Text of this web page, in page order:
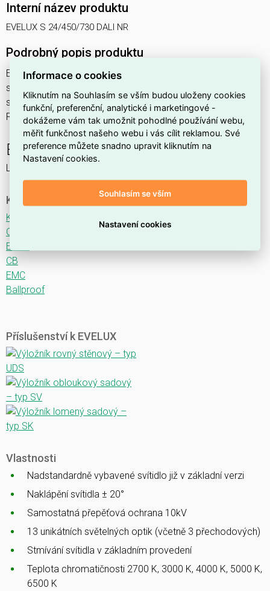
Interní název produktu
EVELUX S 24/450/730 DALI NR
Podrobný popis produktu
EVELUX S 24/450/730 DALI NR 39W IP66
svítidlo pouliční s modulem LED, spektrum 730A3, regulace
stmívání ovládané DALI protokolem, optika NR (Narrow
Road TYPE II ME3)
EVELUX
LED svítidlo pro osvětlení komunikací.
Ke stažení
Katalogový list
CE
ENEC
CB
EMC
Ballproof
Příslušenství k EVELUX
Vlastnosti
Nadstandardně vybavené svítidlo již v základní verzi
Naklápění svítidla ± 20°
Samostatná přepěťová ochrana 10kV
13 unikátních světelných optik (včetně 3 přechodových)
Stmívání svítidla v základním provedení
Teplota chromatičnosti 2700 K, 3000 K, 4000 K, 5000 K,
6500 K
Informace o cookies
Kliknutím na Souhlasím se vším budou uloženy cookies
funkční, preferenční, analytické i marketingové -
dokážeme vám tak umožnit pohodlné používání webu,
měřit funkčnost našeho webu i vás cílit reklamou. Své
preference můžete snadno upravit kliknutím na
Nastavení cookies.
Souhlasím se vším
Nastavení cookies